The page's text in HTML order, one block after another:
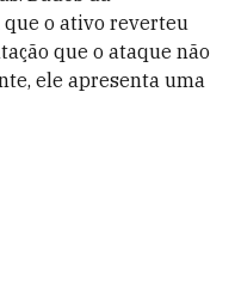
o ativo reverteu
que o ataque não
ele apresenta uma